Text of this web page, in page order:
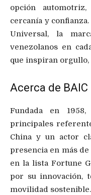
opción
cercanía y
Universal, la
venezolanos en
que inspiran
Acerca de BAIC
Fundada en
principales
China y un actor
presencia en más de
en la lista Fortune
por su innovación,
movilidad sostenible.